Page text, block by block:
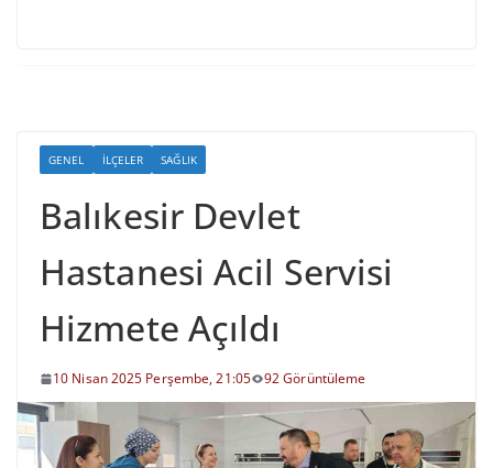
GENEL İLÇELER SAĞLIK
Balıkesir Devlet
Hastanesi Acil Servisi
Hizmete Açıldı
10 Nisan 2025 Perşembe, 21:05 92 Görüntüleme